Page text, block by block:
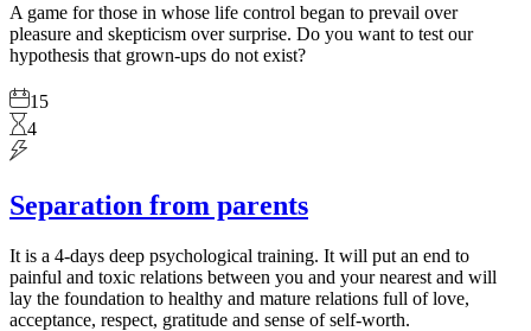
A game for those in whose life control began to prevail over
pleasure and skepticism over surprise. Do you want to test our
hypothesis that grown-ups do not exist?
15
4
Separation from parents
It is a 4-days deep psychological training. It will put an end to
painful and toxic relations between you and your nearest and will
lay the foundation to healthy and mature relations full of love,
acceptance, respect, gratitude and sense of self-worth.